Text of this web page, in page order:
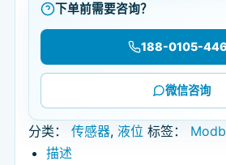
下单前需要咨询？
188-0105-
微信咨询
分类： 传感器, 液位 标签：
描述